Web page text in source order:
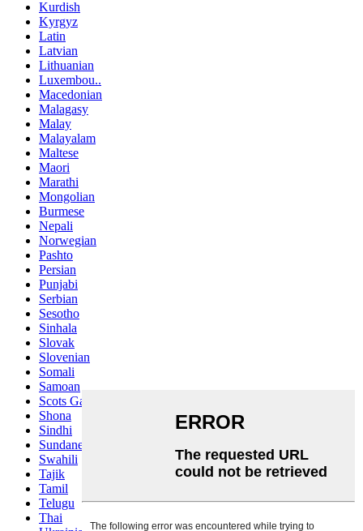
Kurdish
Kyrgyz
Latin
Latvian
Lithuanian
Luxembou..
Macedonian
Malagasy
Malay
Malayalam
Maltese
Maori
Marathi
Mongolian
Burmese
Nepali
Norwegian
Pashto
Persian
Punjabi
Serbian
Sesotho
Sinhala
Slovak
Slovenian
Somali
Samoan
Scots Gaelic
Shona
Sindhi
Sundanese
Swahili
Tajik
Tamil
Telugu
Thai